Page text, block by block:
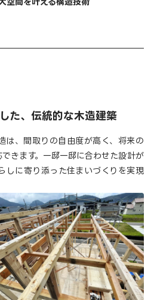
た、伝統的な木造建築
は、間取りの自由度が高く、将来の
きます。一邸一邸に合わせた設計が
しに寄り添った住まいづくりを実現